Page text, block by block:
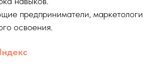
предприниматели, маркетологи
освоения.